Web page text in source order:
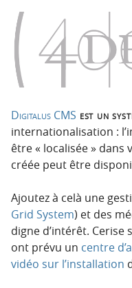
Digitalus CMS est un
internationalisation :
être « localisée » dans
créée peut être
Ajoutez à celà une
Grid System) et des
digne d’intérêt. Cerise
ont prévu un centre
vidéo sur l’installation